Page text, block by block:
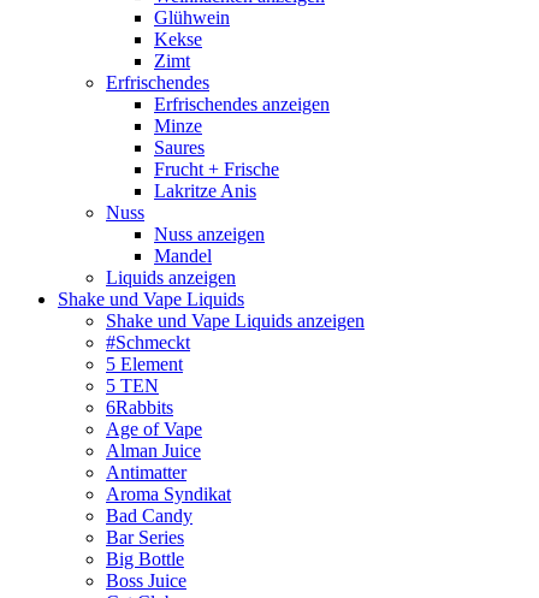
Glühwein
Kekse
Zimt
Erfrischendes
Erfrischendes anzeigen
Minze
Saures
Frucht + Frische
Lakritze Anis
Nuss
Nuss anzeigen
Mandel
Liquids anzeigen
Shake und Vape Liquids
Shake und Vape Liquids anzeigen
#Schmeckt
5 Element
5 TEN
6Rabbits
Age of Vape
Alman Juice
Antimatter
Aroma Syndikat
Bad Candy
Bar Series
Big Bottle
Boss Juice